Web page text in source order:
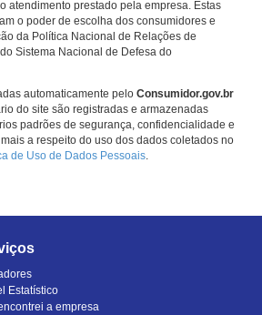
atendimento prestado pela empresa. Estas
o poder de escolha dos consumidores e
da Política Nacional de Relações de
Sistema Nacional de Defesa do
automaticamente pelo Consumidor.gov.br
do site são registradas e armazenadas
padrões de segurança, confidencialidade e
a respeito do uso dos dados coletados no
de Uso de Dados Pessoais.
Estatístico
a empresa